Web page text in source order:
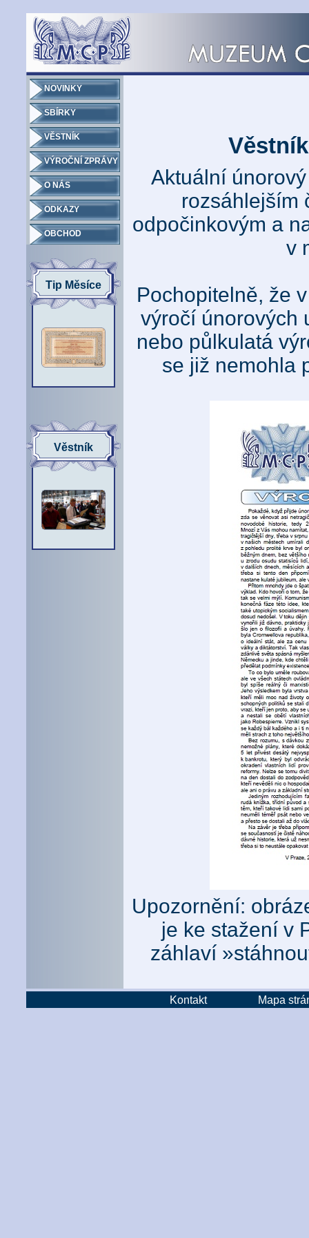
NOVINKY
SBÍRKY
VĚSTNÍK
VÝROČNÍ ZPRÁVY
O NÁS
ODKAZY
OBCHOD
Tip Měsíce
Věstník
Aktuální
rozsáhlejším
odpočinkovým a
v
Pochopitelně, že
výročí únorových
nebo půlkulatá
se již nemohla
Upozornění:
je ke stažení v
záhlaví
Kontakt Mapa